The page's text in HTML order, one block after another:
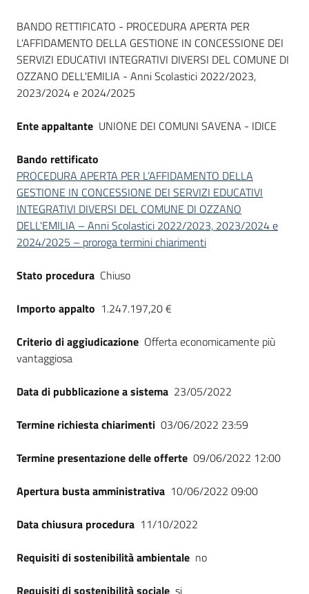
Dati del bando
BANDO RETTIFICATO - PROCEDURA APERTA PER
L'AFFIDAMENTO DELLA GESTIONE IN CONCESSIONE DEI
SERVIZI EDUCATIVI INTEGRATIVI DIVERSI DEL COMUNE DI
OZZANO DELL'EMILIA - Anni Scolastici 2022/2023,
2023/2024 e 2024/2025
Ente appaltante UNIONE DEI COMUNI SAVENA - IDICE
Bando rettificato
PROCEDURA APERTA PER L’AFFIDAMENTO DELLA
GESTIONE IN CONCESSIONE DEI SERVIZI EDUCATIVI
INTEGRATIVI DIVERSI DEL COMUNE DI OZZANO
DELL'EMILIA – Anni Scolastici 2022/2023, 2023/2024 e
2024/2025 – proroga termini chiarimenti
Stato procedura Chiuso
Importo appalto 1.247.197,20 €
Criterio di aggiudicazione Offerta economicamente più
vantaggiosa
Data di pubblicazione a sistema 23/05/2022
Termine richiesta chiarimenti 03/06/2022 23:59
Termine presentazione delle offerte 09/06/2022 12:00
Apertura busta amministrativa 10/06/2022 09:00
Data chiusura procedura 11/10/2022
Requisiti di sostenibilità ambientale no
Requisiti di sostenibilità sociale si